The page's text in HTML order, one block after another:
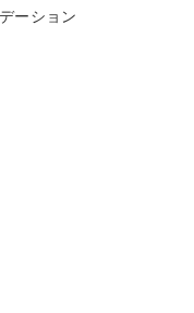
ーション